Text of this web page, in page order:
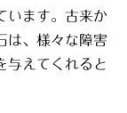
います。古来か
は、様々な障害
与えてくれると